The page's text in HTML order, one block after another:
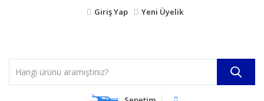
Giriş Yap Yeni Üyelik